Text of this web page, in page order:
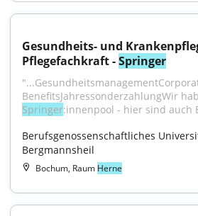
Gesundheits- und
Pflegefachkraft - Springer
Springer:innenpool - hier sind auch
Berufsgenossenschaftliches
Bergmannsheil
Bochum, Raum Herne